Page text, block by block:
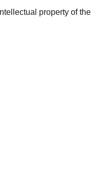
property of the